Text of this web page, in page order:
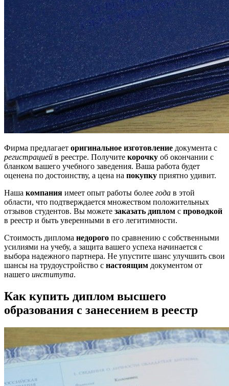
Фирма предлагает оригинальное изготовление документа с
регистрацией в реестре. Получите корочку об окончании с
бланком вашего учебного заведения. Ваша работа будет
оценена по достоинству, а цена на покупку приятно удивит.
Наша компания имеет опыт работы более года в этой
области, что подтверждается множеством положительных
отзывов студентов. Вы можете заказать диплом с проводкой
в реестр и быть уверенными в его легитимности.
Стоимость диплома недорого по сравнению с собственными
усилиями на учебу, а защита вашего успеха начинается с
выбора надежного партнера. Не упустите шанс улучшить свои
шансы на трудоустройство с настоящим документом от
нашего института.
Как купить диплом высшего
образования с занесением в реестр